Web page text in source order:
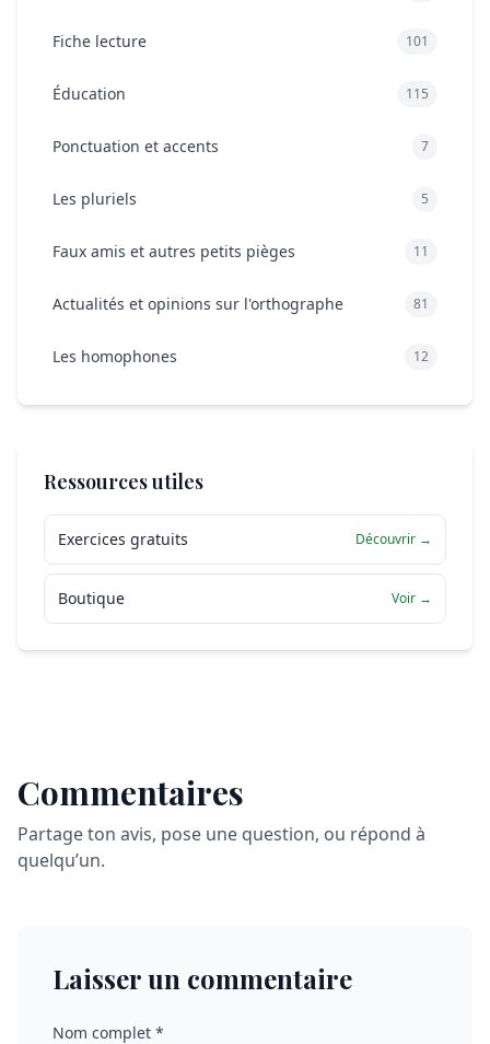
Fiche lecture 101
Éducation 115
Ponctuation et accents 7
Les pluriels 5
Faux amis et autres petits pièges 11
Actualités et opinions sur l'orthographe 81
Les homophones 12
Ressources utiles
Exercices gratuits Découvrir →
Boutique Voir →
Commentaires
Partage ton avis, pose une question, ou répond à
quelqu’un.
Laisser un commentaire
Nom complet *